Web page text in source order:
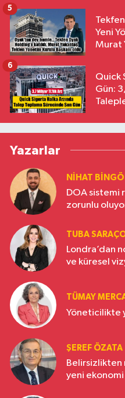
Yeni
Murat
5
Quick
Gün:
6
Yazarlar
NIHAT
DOA sistemi
zorunlu
TUBA
Londra’dan
ve küresel
TÜMAY
Yöneticilikte
ŞEREF ÖZATA
Belirsizlikten
yeni